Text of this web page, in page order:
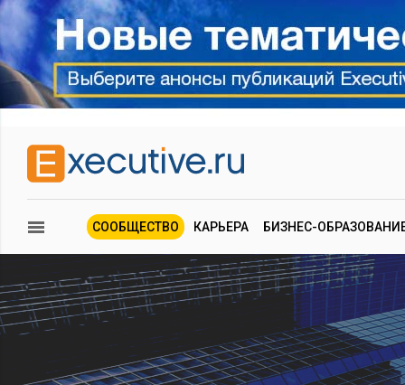
СООБЩЕСТВО КАРЬЕРА БИЗНЕС-